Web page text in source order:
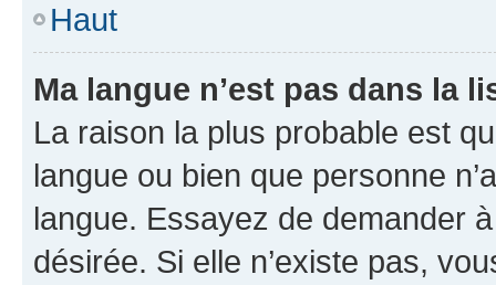
Haut
Ma langue n’est pas dans la
La raison la plus probable est
langue ou bien que personne
langue. Essayez de demander
désirée. Si elle n’existe pas,